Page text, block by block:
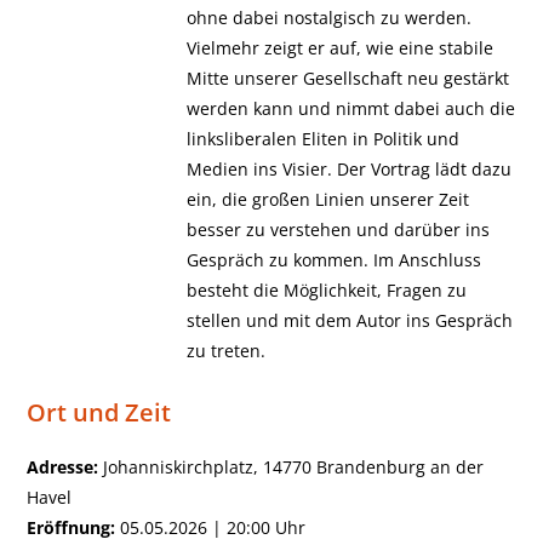
ohne dabei nostalgisch zu werden.
Vielmehr zeigt er auf, wie eine stabile
Mitte unserer Gesellschaft neu gestärkt
werden kann und nimmt dabei auch die
linksliberalen Eliten in Politik und
Medien ins Visier. Der Vortrag lädt dazu
ein, die großen Linien unserer Zeit
besser zu verstehen und darüber ins
Gespräch zu kommen. Im Anschluss
besteht die Möglichkeit, Fragen zu
stellen und mit dem Autor ins Gespräch
zu treten.
Ort und Zeit
Adresse: Johanniskirchplatz, 14770 Brandenburg an der
Havel
Eröffnung: 05.05.2026 | 20:00 Uhr